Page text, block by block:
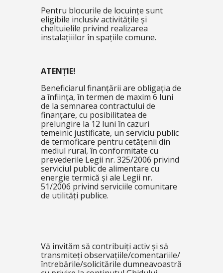
Pentru blocurile de locuințe sunt
eligibile inclusiv activitățile și
cheltuielile privind realizarea
instalațiiilor în spațiile comune.
ATENȚIE!
Beneficiarul finanțării are obligația de
a înființa, în termen de maxim 6 luni
de la semnarea contractului de
finanțare, cu posibilitatea de
prelungire la 12 luni în cazuri
temeinic justificate, un serviciu public
de termoficare pentru cetățenii din
mediul rural, în conformitate cu
prevederile Legii nr. 325/2006 privind
serviciul public de alimentare cu
energie termică și ale Legii nr.
51/2006 privind serviciile comunitare
de utilități publice.
Vă invităm să contribuiți activ și să
transmiteți observațiile/comentariile/
întrebările/solicitările dumneavoastră